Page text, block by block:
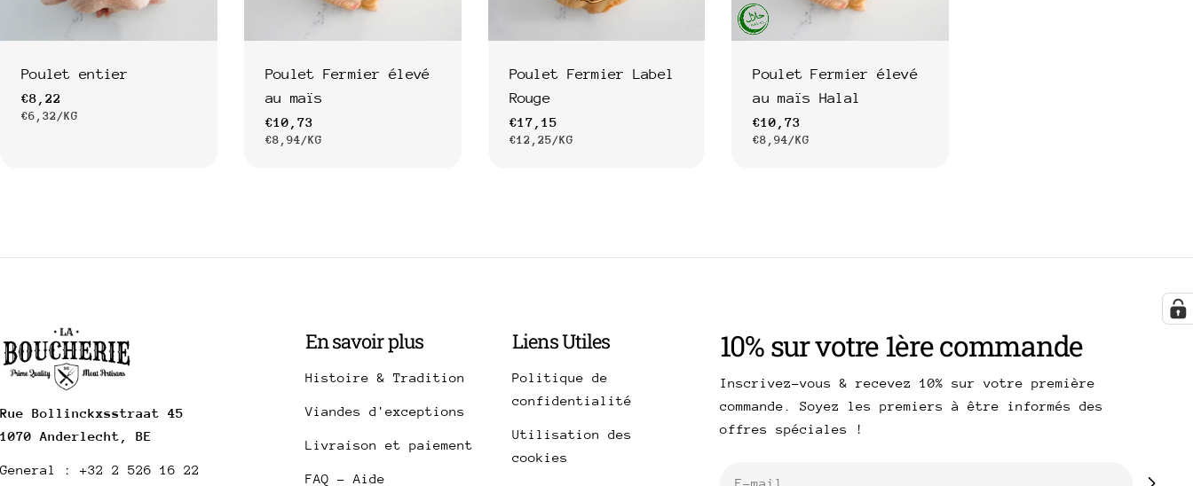
Poulet entier
Prix
€8,22
PRIX
€6,32/PAR
KG
Poulet Fermier élevé
au maïs
Prix
€10,73
PRIX
€8,94/PAR
KG
Poulet Fermier Label
Rouge
Prix
€17,15
PRIX
€12,25/PAR
KG
Poulet Fermier élevé
au maïs Halal
Prix
​​
€10,73
PRIX
€8,94/PAR
KG
Rue Bollinckxsstraat 45
1070 Anderlecht, BE
General : +32 2 526 16 22
En savoir plus
Histoire & Tradition
Viandes d'exceptions
Livraison et paiement
FAQ - Aide
Liens Utiles
Politique de
confidentialité
Utilisation des
cookies
10% sur votre 1ère commande
Inscrivez-vous & recevez 10% sur votre première
commande. Soyez les premiers à être informés des
offres spéciales !